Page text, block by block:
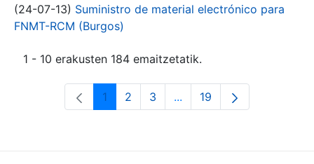
(24-07-13) Suministro de material electrónico para
FNMT-RCM (Burgos)
1 - 10 erakusten 184 emaitzetatik.
Orrialdea
1 Orrialdea
2 Orrialdea
3 ...Intermediate Pages Use
Orrialdea
19